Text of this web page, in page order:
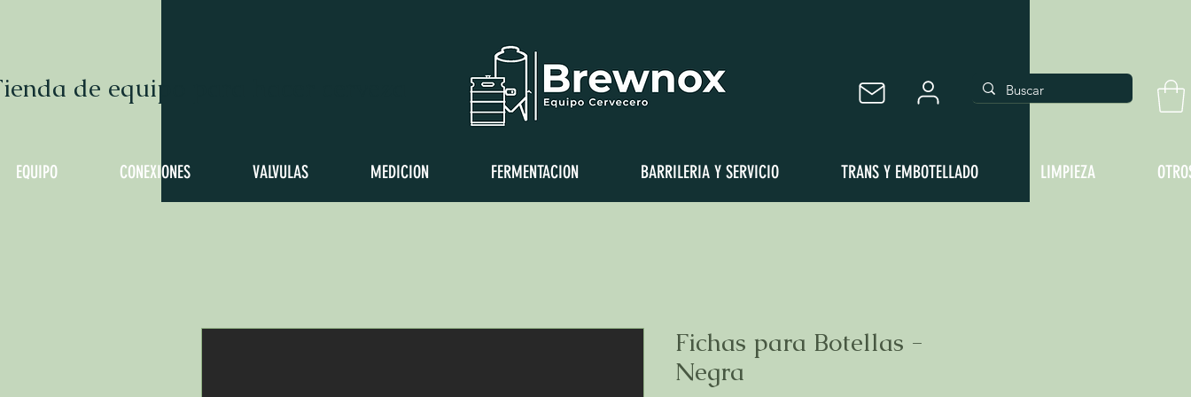
de equipo para hacer cerveza
EQUIPO CONEXIONES VALVULAS MEDICION FERMENTACION BARRILERIA Y SERVICIO TRANS Y EMBOTELLADO LIMPIEZA
Fichas para Botellas -
Negra